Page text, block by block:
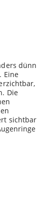
dünn
. Eine
Die
sichtbar